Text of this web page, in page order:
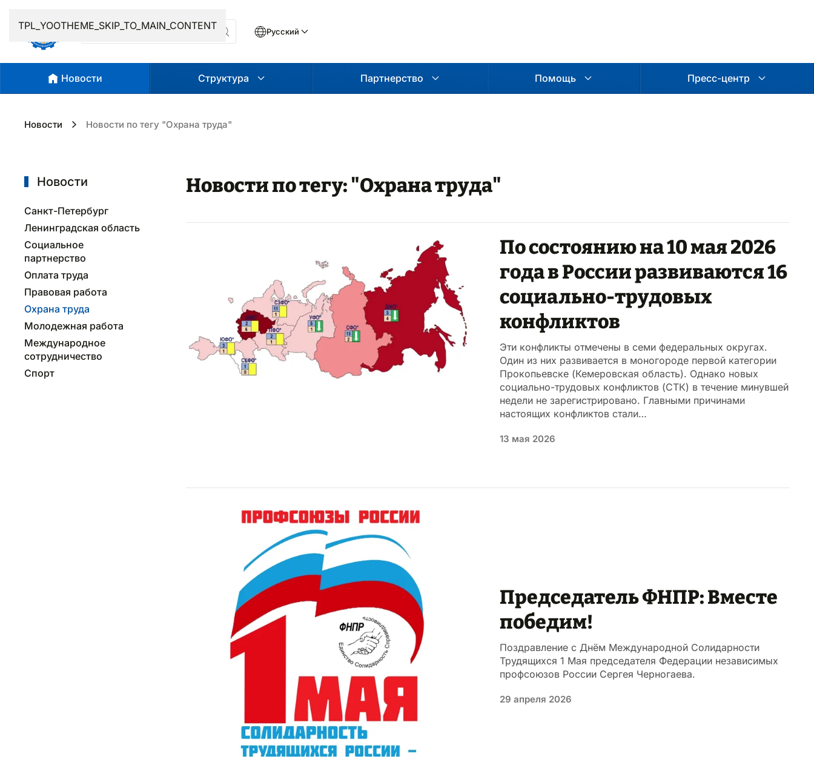
TPL_YOOTHEME_SKIP_TO_MAIN_CONTENT Русский
Новости Структура Партнерство Помощь Пресс-центр
Новости Новости по тегу "Охрана труда"
Новости по тегу: "Охрана труда"
По состоянию на 10 мая 2026
года в России развиваются 16
социально-трудовых
конфликтов
Эти конфликты отмечены в семи федеральных округах.
Один из них развивается в моногороде первой категории
Прокопьевске (Кемеровская область). Однако новых
социально-трудовых конфликтов (СТК) в течение минувшей
недели не зарегистрировано. Главными причинами
настоящих конфликтов стали…
13 мая 2026
Председатель ФНПР: Вместе
победим!
Поздравление с Днём Международной Солидарности
Трудящихся 1 Мая председателя Федерации независимых
профсоюзов России Сергея Черногаева.
29 апреля 2026
Новости
Санкт-Петербург
Ленинградская область
Социальное
партнерство
Оплата труда
Правовая работа
Охрана труда
Молодежная работа
Международное
сотрудничество
Спорт